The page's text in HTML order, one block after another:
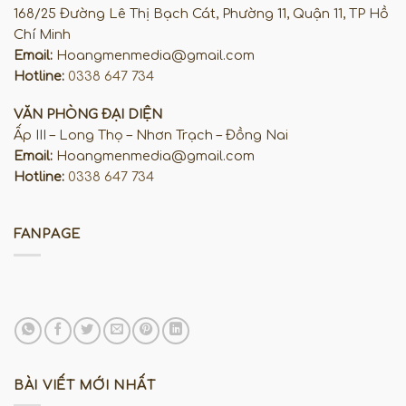
168/25 Đường Lê Thị Bạch Cát, Phường 11, Quận 11, TP Hồ
Chí Minh
Email: Hoangmenmedia@gmail.com
Hotline: 0338 647 734
VĂN PHÒNG ĐẠI DIỆN
Ấp III – Long Thọ – Nhơn Trạch – Đồng Nai
Email: Hoangmenmedia@gmail.com
Hotline: 0338 647 734
FANPAGE
BÀI VIẾT MỚI NHẤT